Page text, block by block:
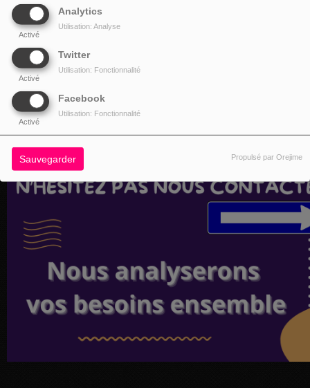
Analytics
Activé
Utilisation: Analyse
Twitter
Activé
Utilisation: Fonctionnalité
Facebook
Activé
Utilisation: Fonctionnalité
Sauvegarder Propulsé par Orejime